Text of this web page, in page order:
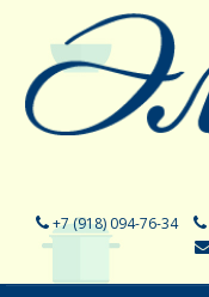
+7 (918) 094-76-34